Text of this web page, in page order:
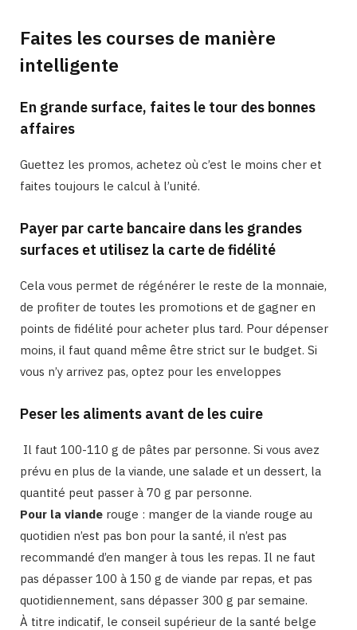
Faites les courses de manière
intelligente
En grande surface, faites le tour des bonnes
affaires
Guettez les promos, achetez où c’est le moins cher et
faites toujours le calcul à l’unité.
Payer par carte bancaire dans les grandes
surfaces et utilisez la carte de fidélité
Cela vous permet de régénérer le reste de la monnaie,
de profiter de toutes les promotions et de gagner en
points de fidélité pour acheter plus tard. Pour dépenser
moins, il faut quand même être strict sur le budget. Si
vous n’y arrivez pas, optez pour les enveloppes
Peser les aliments avant de les cuire
Il faut 100-110 g de pâtes par personne. Si vous avez
prévu en plus de la viande, une salade et un dessert, la
quantité peut passer à 70 g par personne.
Pour la viande rouge : manger de la viande rouge au
quotidien n’est pas bon pour la santé, il n’est pas
recommandé d’en manger à tous les repas. Il ne faut
pas dépasser 100 à 150 g de viande par repas, et pas
quotidiennement, sans dépasser 300 g par semaine.
À titre indicatif, le conseil supérieur de la santé belge